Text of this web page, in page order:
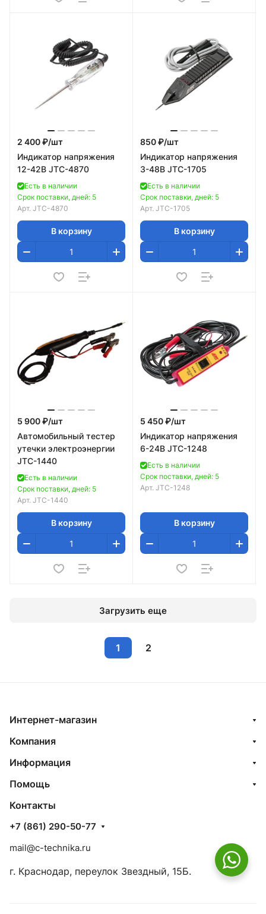
2 400 ₽/шт
Индикатор напряжения
12-42В JTC-4870
Есть в наличии
Срок поставки, дней: 5
Арт. JTC-4870
В корзину
850 ₽/шт
Индикатор напряжения
3-48В JTC-1705
Есть в наличии
Срок поставки, дней: 5
Арт. JTC-1705
В корзину
5 900 ₽/шт
Автомобильный тестер
утечки электроэнергии
JTC-1440
Есть в наличии
Срок поставки, дней: 5
Арт. JTC-1440
В корзину
5 450 ₽/шт
Индикатор напряжения
6-24В JTC-1248
Есть в наличии
Срок поставки, дней: 5
Арт. JTC-1248
В корзину
Загрузить еще
1 2
Интернет-магазин
Компания
Информация
Помощь
Контакты
+7 (861) 290-50-77
mail@c-technika.ru
г. Краснодар, переулок Звездный, 15Б.